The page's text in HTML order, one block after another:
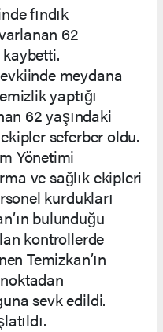
fındık
62
kaybetti.
meydana
yaptığı
62 yaşındaki
seferber oldu.
Yönetimi
ve sağlık ekipleri
kurdukları
bulunduğu
kontrollerde
Temizkan’ın
sevk edildi.